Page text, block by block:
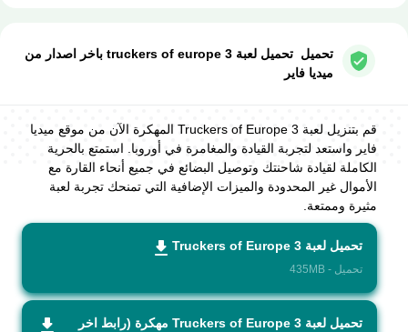
تحميل تحميل لعبة truckers of europe 3 باخر اصدار من
ميديا فاير
قم بتنزيل لعبة Truckers of Europe 3 المهكرة الآن من موقع ميديا
فاير واستعد لتجربة القيادة والمغامرة في أوروبا. استمتع بالحرية
الكاملة لقيادة شاحنتك وتوصيل البضائع في جميع أنحاء القارة مع
الأموال غير المحدودة والميزات الإضافية التي تمنحك تجربة لعبة
مثيرة وممتعة.
تحميل لعبة Truckers of Europe 3
تحميل - 435MB
تحميل لعبة Truckers of Europe 3 مهكرة (رابط اخر